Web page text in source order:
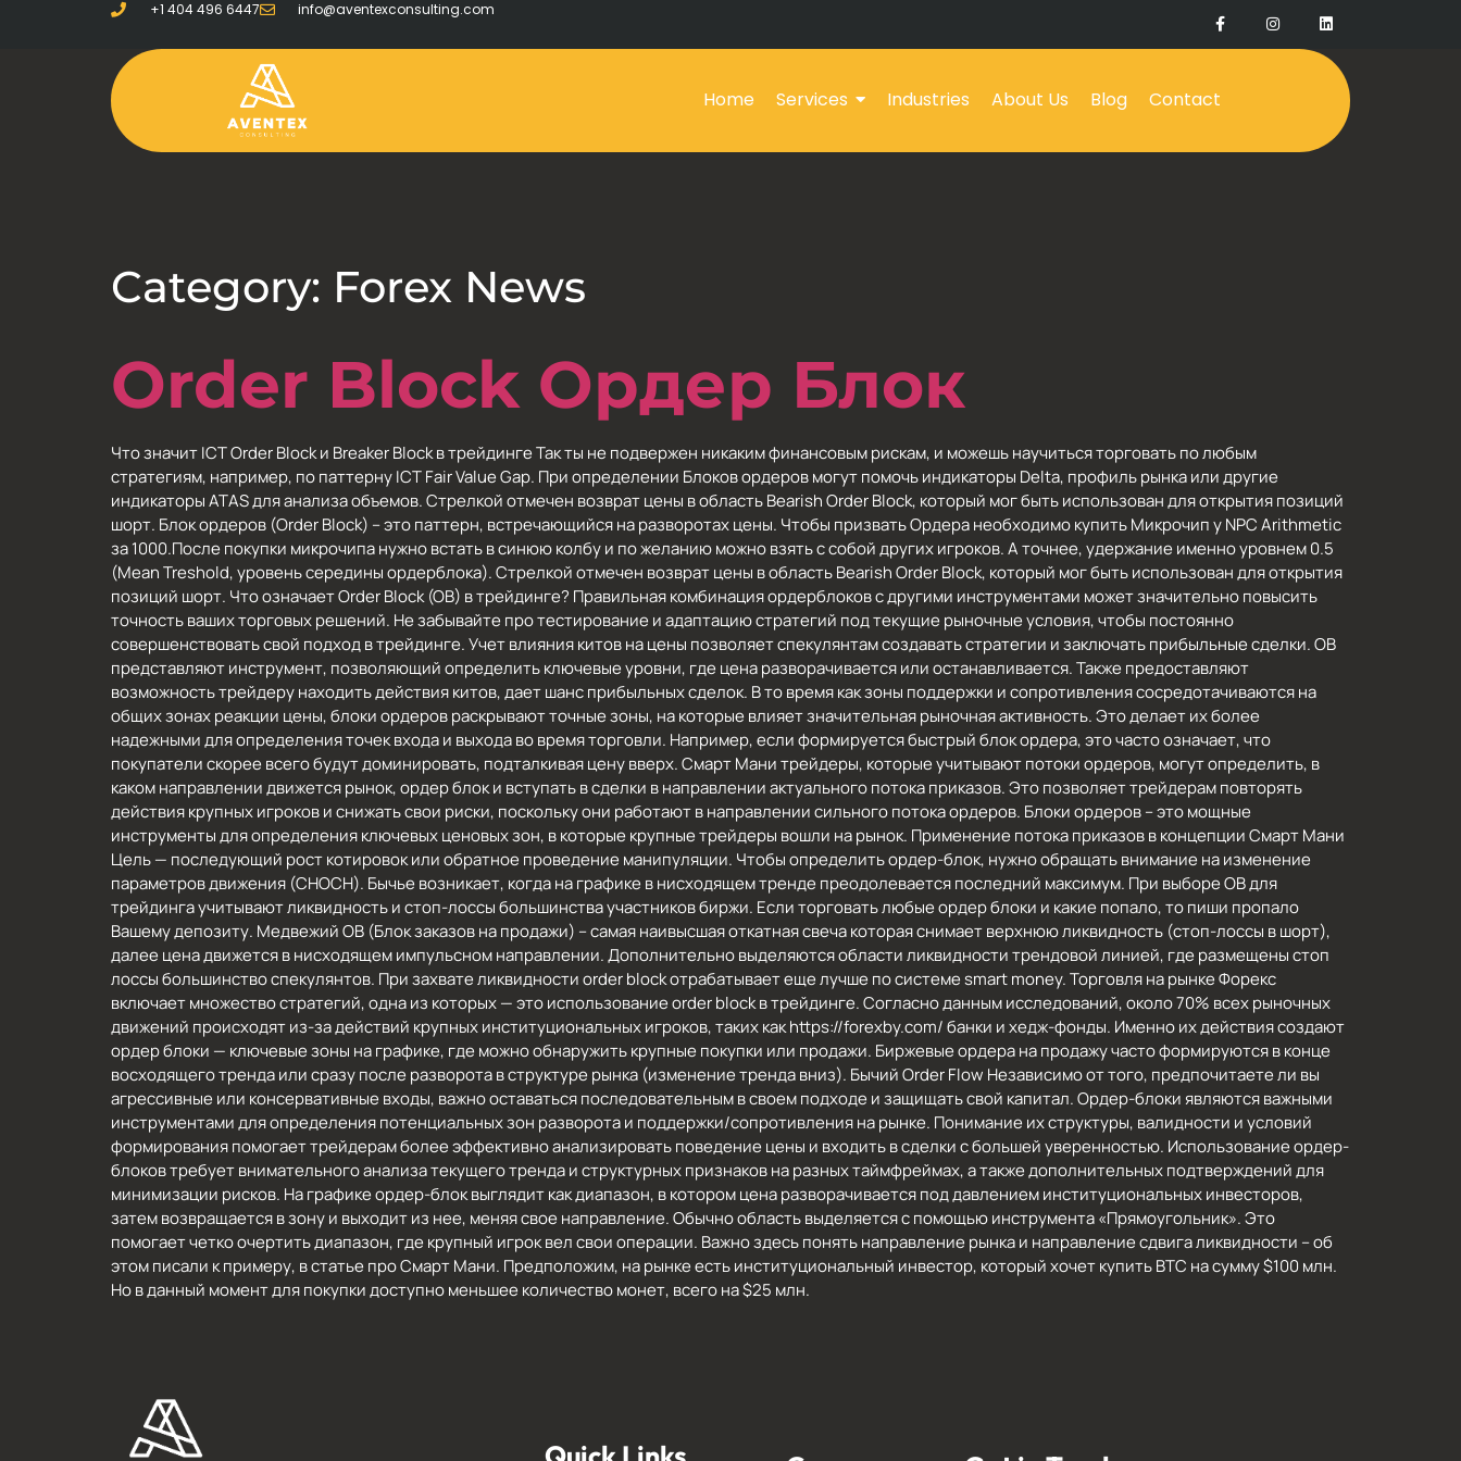
+1 404 496 6447 info@aventexconsulting.com
Home Services Industries About Us Blog Contact
Category: Forex News
Order Block Ордер Блок
Что значит ICT Order Block и Breaker Block в трейдинге Так ты не подвержен никаким финансовым рискам, и можешь научиться торговать по любым
стратегиям, например, по паттерну ICT Fair Value Gap. При определении Блоков ордеров могут помочь индикаторы Delta, профиль рынка или другие
индикаторы ATAS для анализа объемов. Стрелкой отмечен возврат цены в область Bearish Order Block, который мог быть использован для открытия позиций
шорт. Блок ордеров (Order Block) – это паттерн, встречающийся на разворотах цены. Чтобы призвать Ордера необходимо купить Микрочип у NPC Arithmetic
за 1000.После покупки микрочипа нужно встать в синюю колбу и по желанию можно взять с собой других игроков. А точнее, удержание именно уровнем 0.5
(Mean Treshold, уровень середины ордерблока). Стрелкой отмечен возврат цены в область Bearish Order Block, который мог быть использован для открытия
позиций шорт. Что означает Order Block (OB) в трейдинге? Правильная комбинация ордерблоков с другими инструментами может значительно повысить
точность ваших торговых решений. Не забывайте про тестирование и адаптацию стратегий под текущие рыночные условия, чтобы постоянно
совершенствовать свой подход в трейдинге. Учет влияния китов на цены позволяет спекулянтам создавать стратегии и заключать прибыльные сделки. OB
представляют инструмент, позволяющий определить ключевые уровни, где цена разворачивается или останавливается. Также предоставляют
возможность трейдеру находить действия китов, дает шанс прибыльных сделок. В то время как зоны поддержки и сопротивления сосредотачиваются на
общих зонах реакции цены, блоки ордеров раскрывают точные зоны, на которые влияет значительная рыночная активность. Это делает их более
надежными для определения точек входа и выхода во время торговли. Например, если формируется быстрый блок ордера, это часто означает, что
покупатели скорее всего будут доминировать, подталкивая цену вверх. Смарт Мани трейдеры, которые учитывают потоки ордеров, могут определить, в
каком направлении движется рынок, ордер блок и вступать в сделки в направлении актуального потока приказов. Это позволяет трейдерам повторять
действия крупных игроков и снижать свои риски, поскольку они работают в направлении сильного потока ордеров. Блоки ордеров – это мощные
инструменты для определения ключевых ценовых зон, в которые крупные трейдеры вошли на рынок. Применение потока приказов в концепции Смарт Мани
Цель — последующий рост котировок или обратное проведение манипуляции. Чтобы определить ордер-блок, нужно обращать внимание на изменение
параметров движения (CHOCH). Бычье возникает, когда на графике в нисходящем тренде преодолевается последний максимум. При выборе OB для
трейдинга учитывают ликвидность и стоп-лоссы большинства участников биржи. Если торговать любые ордер блоки и какие попало, то пиши пропало
Вашему депозиту. Медвежий OB (Блок заказов на продажи) – самая наивысшая откатная свеча которая снимает верхнюю ликвидность (стоп-лоссы в шорт),
далее цена движется в нисходящем импульсном направлении. Дополнительно выделяются области ликвидности трендовой линией, где размещены стоп
лоссы большинство спекулянтов. При захвате ликвидности order block отрабатывает еще лучше по системе smart money. Торговля на рынке Форекс
включает множество стратегий, одна из которых — это использование order block в трейдинге. Согласно данным исследований, около 70% всех рыночных
движений происходят из-за действий крупных институциональных игроков, таких как https://forexby.com/ банки и хедж-фонды. Именно их действия создают
ордер блоки — ключевые зоны на графике, где можно обнаружить крупные покупки или продажи. Биржевые ордера на продажу часто формируются в конце
восходящего тренда или сразу после разворота в структуре рынка (изменение тренда вниз). Бычий Order Flow Независимо от того, предпочитаете ли вы
агрессивные или консервативные входы, важно оставаться последовательным в своем подходе и защищать свой капитал. Ордер-блоки являются важными
инструментами для определения потенциальных зон разворота и поддержки/сопротивления на рынке. Понимание их структуры, валидности и условий
формирования помогает трейдерам более эффективно анализировать поведение цены и входить в сделки с большей уверенностью. Использование ордер-
блоков требует внимательного анализа текущего тренда и структурных признаков на разных таймфреймах, а также дополнительных подтверждений для
минимизации рисков. На графике ордер-блок выглядит как диапазон, в котором цена разворачивается под давлением институциональных инвесторов,
затем возвращается в зону и выходит из нее, меняя свое направление. Обычно область выделяется с помощью инструмента «Прямоугольник». Это
помогает четко очертить диапазон, где крупный игрок вел свои операции. Важно здесь понять направление рынка и направление сдвига ликвидности – об
этом писали к примеру, в статье про Смарт Мани. Предположим, на рынке есть институциональный инвестор, который хочет купить BTC на сумму $100 млн.
Но в данный момент для покупки доступно меньшее количество монет, всего на $25 млн.